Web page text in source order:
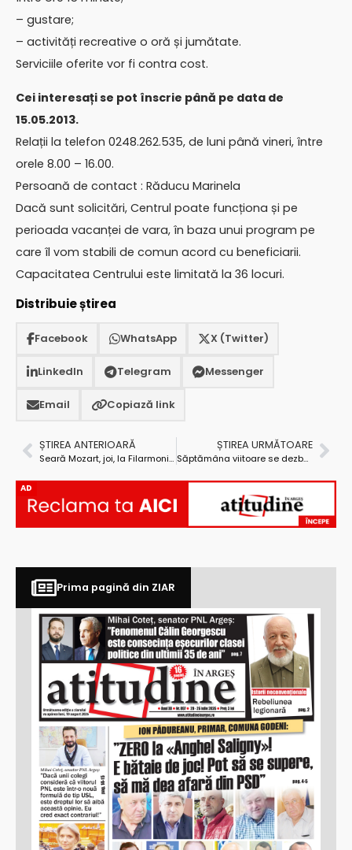
– gustare;
– activități recreative o oră și jumătate.
Serviciile oferite vor fi contra cost.
Cei interesați se pot înscrie până pe data de
15.05.2013.
Relații la telefon 0248.262.535, de luni până vineri, între
orele 8.00 – 16.00.
Persoană de contact : Răducu Marinela
Dacă sunt solicitări, Centrul poate funcționa și pe
perioada vacanței de vara, în baza unui program pe
care îl vom stabili de comun acord cu beneficiarii.
Capacitatea Centrului este limitată la 36 locuri.
Distribuie știrea
Facebook WhatsApp X (Twitter)
LinkedIn Telegram Messenger
Email Copiază link
ȘTIREA ANTERIOARĂ
Seară Mozart, joi, la Filarmonica Pitești
ȘTIREA URMĂTOARE
Săptămâna viitoare se dezbate public Bugetul Municipiului Piteşti pe 2013
AD
Prima pagină din ZIAR